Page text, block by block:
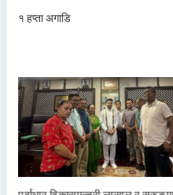
१ हप्ता अगाडि